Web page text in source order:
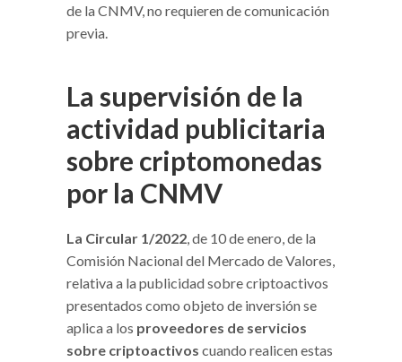
de la CNMV, no requieren de comunicación
previa.
La supervisión de la
actividad publicitaria
sobre criptomonedas
por la CNMV
La Circular 1/2022, de 10 de enero, de la
Comisión Nacional del Mercado de Valores,
relativa a la publicidad sobre criptoactivos
presentados como objeto de inversión se
aplica a los proveedores de servicios
sobre criptoactivos cuando realicen estas